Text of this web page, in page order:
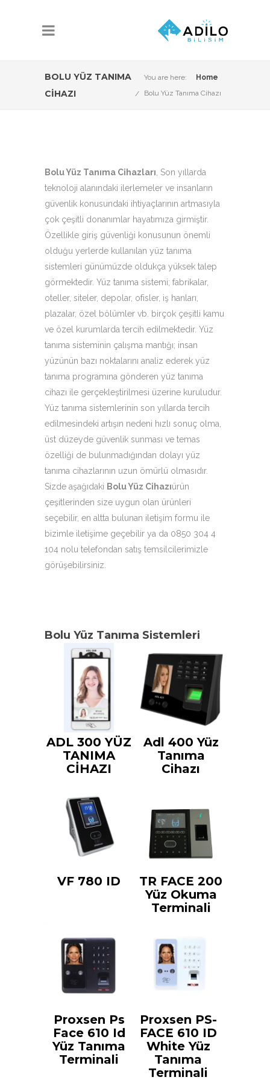
BOLU YÜZ TANIMA
CIHAZI
You are here:
Home
Bolu Yüz Tanıma Cihazı
Bolu Yüz Tanıma Cihazları , Son yıllarda
teknoloji alanındaki ilerlemeler ve insanların
güvenlik konusundaki ihtiyaçlarının artmasıyla
çok çeşitli donanımlar hayatımıza girmiştir.
Özellikle giriş güvenliği konusunun önemli
olduğu yerlerde kullanılan yüz tanıma
sistemleri günümüzde oldukça yüksek talep
görmektedir. Yüz tanıma sistemi; fabrikalar,
oteller, siteler, depolar, ofisler, iş hanları,
plazalar, özel bölümler vb. birçok çeşitli kamu
ve özel kurumlarda tercih edilmektedir. Yüz
tanıma sisteminin çalışma mantığı; insan
yüzünün bazı noktalarını analiz ederek yüz
tanıma programına gönderen yüz tanıma
cihazı ile gerçekleştirilmesi üzerine kuruludur.
Yüz tanıma sistemlerinin son yıllarda tercih
edilmesindeki artışın nedeni hızlı sonuç olma,
üst düzeyde güvenlik sunması ve temas
özelliği de bulunmadığından dolayı yüz
tanıma cihazlarının uzun ömürlü olmasıdır.
Sizde aşağıdaki Bolu Yüz Cihazıürün
çeşitlerinden size uygun olan ürünleri
seçebilir, en altta bulunan iletişim formu ile
bizimle iletişime geçebilir ya da 0850 304 4
104 nolu telefondan satış temsilcilerimizle
görüşebilirsiniz.
Bolu Yüz Tanıma Sistemleri
ADL 300 YÜZ
TANIMA
CİHAZI
Adl 400 Yüz
Tanıma
Cihazı
VF 780 ID
TR FACE 200
Yüz Okuma
Terminali
Proxsen Ps
Face 610 Id
Yüz Tanıma
Terminali
Proxsen PS-
FACE 610 ID
White Yüz
Tanıma
Terminali